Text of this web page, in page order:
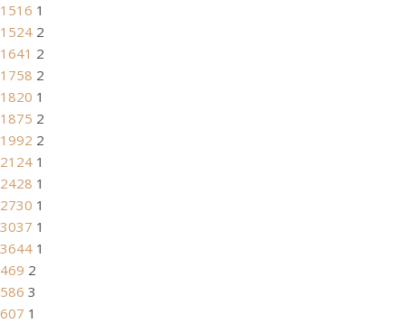
1516 1
1524 2
1641 2
1758 2
1820 1
1875 2
1992 2
2124 1
2428 1
2730 1
3037 1
3644 1
469 2
586 3
607 1